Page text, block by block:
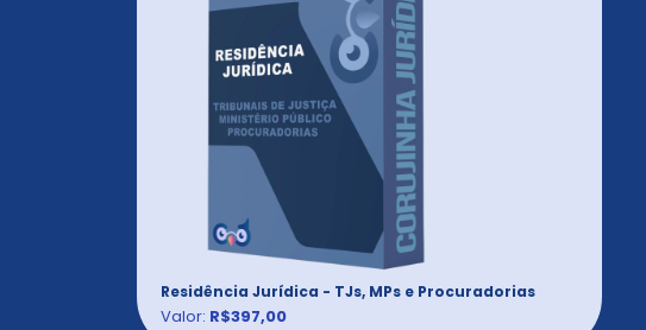
Residência Jurídica - TJs, MPs e Procuradorias
Valor: R$397,00